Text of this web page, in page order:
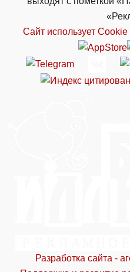
Сайт использует
Разработка сайта -